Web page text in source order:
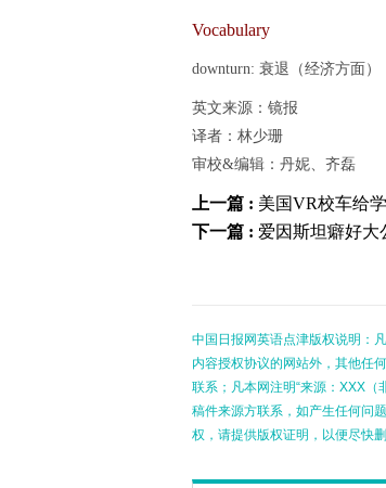
Vocabulary
downturn: 衰退（经济方面）
英文来源：镜报
译者：林少珊
审校&编辑：丹妮、齐磊
上一篇 : 美国VR校车给
下一篇 : 爱因斯坦癖好大
中国日报网英语点津版权说明：
内容授权协议的网站外，其他任
联系；凡本网注明“来源：XXX
稿件来源方联系，如产生任何问
权，请提供版权证明，以便尽快删